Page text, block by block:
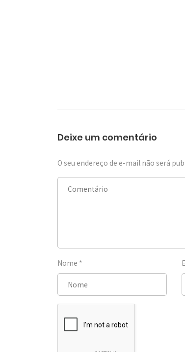
Deixe um comentário
O seu endereço de e-mail não será
Nome *